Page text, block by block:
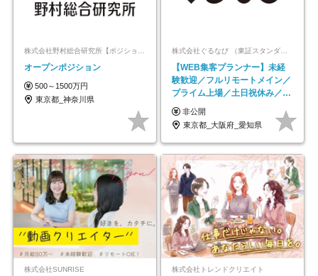
オープンポジション
500～1500万円
東京都_神奈川県
株式会社ぐるなび （東証スタンダード上場）
【WEB集客プランナー】未経
験歓迎／フルリモートメイン／
プライム上場／土日祝休み／東
京・大阪・名古屋
非公開
東京都_大阪府_愛知県
株式会社SUNRISE 株式会社トレンドクリエイト